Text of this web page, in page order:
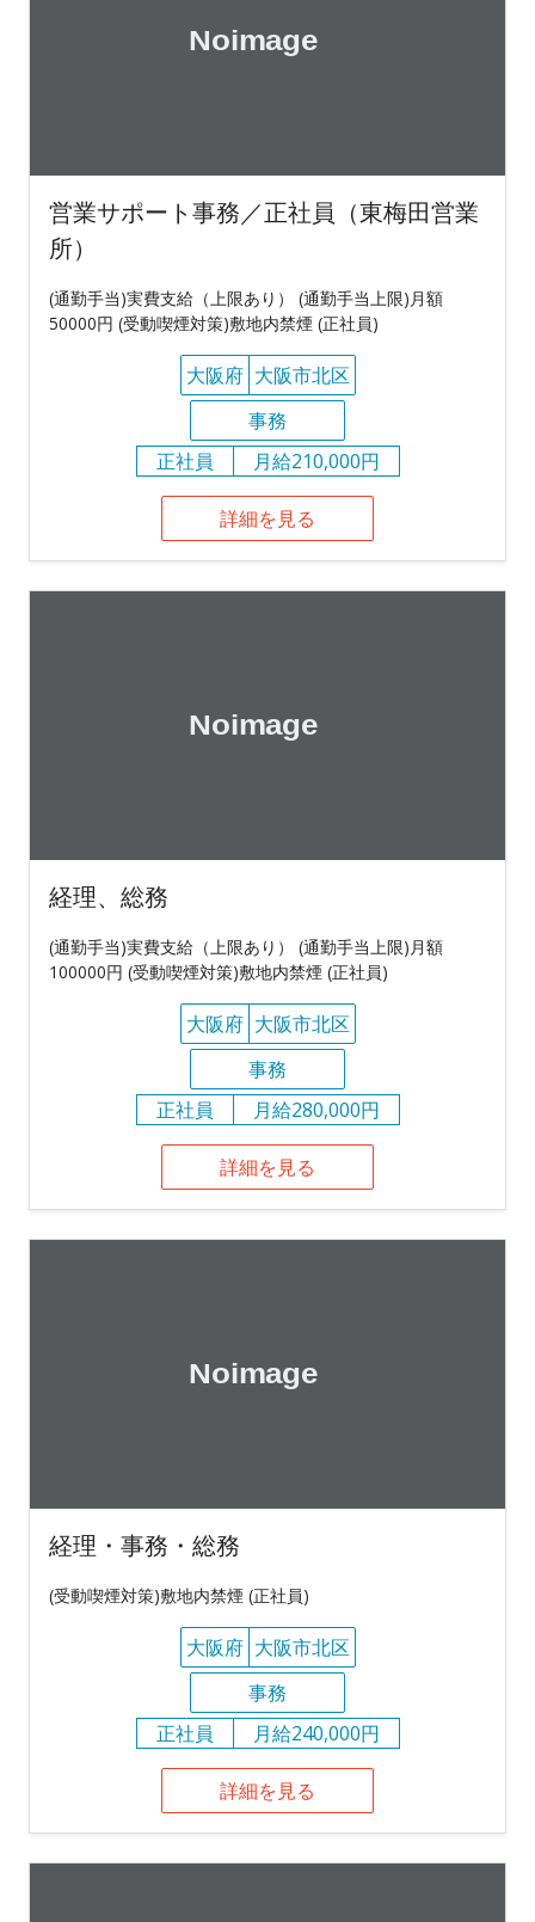
営業サポート事務／正社員（東梅田営業
所）
(通勤手当)実費支給（上限あり） (通勤手当上限)月額
50000円 (受動喫煙対策)敷地内禁煙 (正社員)
大阪府 大阪市北区
事務
正社員
月給210,000円
詳細を見る
経理、総務
(通勤手当)実費支給（上限あり） (通勤手当上限)月額
100000円 (受動喫煙対策)敷地内禁煙 (正社員)
大阪府 大阪市北区
事務
正社員
月給280,000円
詳細を見る
経理・事務・総務
(受動喫煙対策)敷地内禁煙 (正社員)
大阪府 大阪市北区
事務
正社員
月給240,000円
詳細を見る